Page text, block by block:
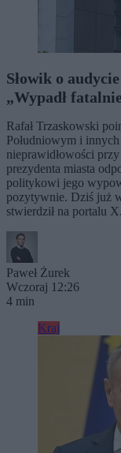
Słowik o
„Wypadł
Rafał Trzaskowski
Południowym i
nieprawidłowości
prezydenta miasta
politykowi jego
pozytywnie. Dziś już
stwierdził na portalu X.
Paweł Żurek
Wczoraj 12:26
4 min
Kraj